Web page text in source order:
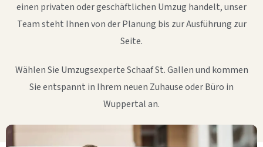
einen privaten oder geschäftlichen Umzug handelt, unser
Team steht Ihnen von der Planung bis zur Ausführung zur
Seite.
Wählen Sie Umzugsexperte Schaaf St. Gallen und kommen
Sie entspannt in Ihrem neuen Zuhause oder Büro in
Wuppertal an.